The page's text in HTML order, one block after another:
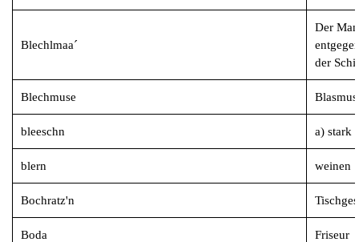
Blechlmaa´
Der
der
Blechmuse
bleeschn a) stark
blern weinen
Bochratz'n
Boda Friseur